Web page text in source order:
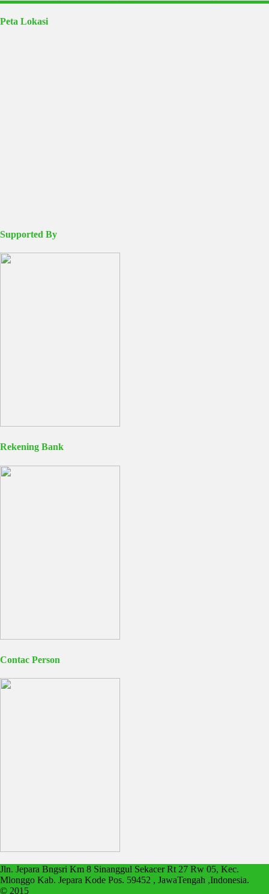
Peta Lokasi
Supported By
Rekening Bank
Contac Person
Jln. Jepara Bngsri Km 8 Sinanggul Sekacer Rt 27 Rw 05, Kec.
Mlonggo Kab. Jepara Kode Pos. 59452 , JawaTengah ,Indonesia.
© 2015